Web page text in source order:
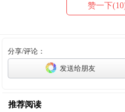
赞一下
分享/评论：
发送给朋友
推荐阅读